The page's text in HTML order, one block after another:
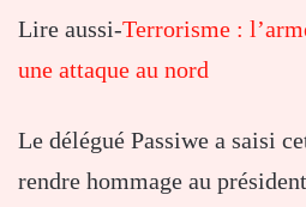
Lire aussi-Terrorisme :
une attaque au nord
Le délégué Passiwe a saisi
rendre hommage au